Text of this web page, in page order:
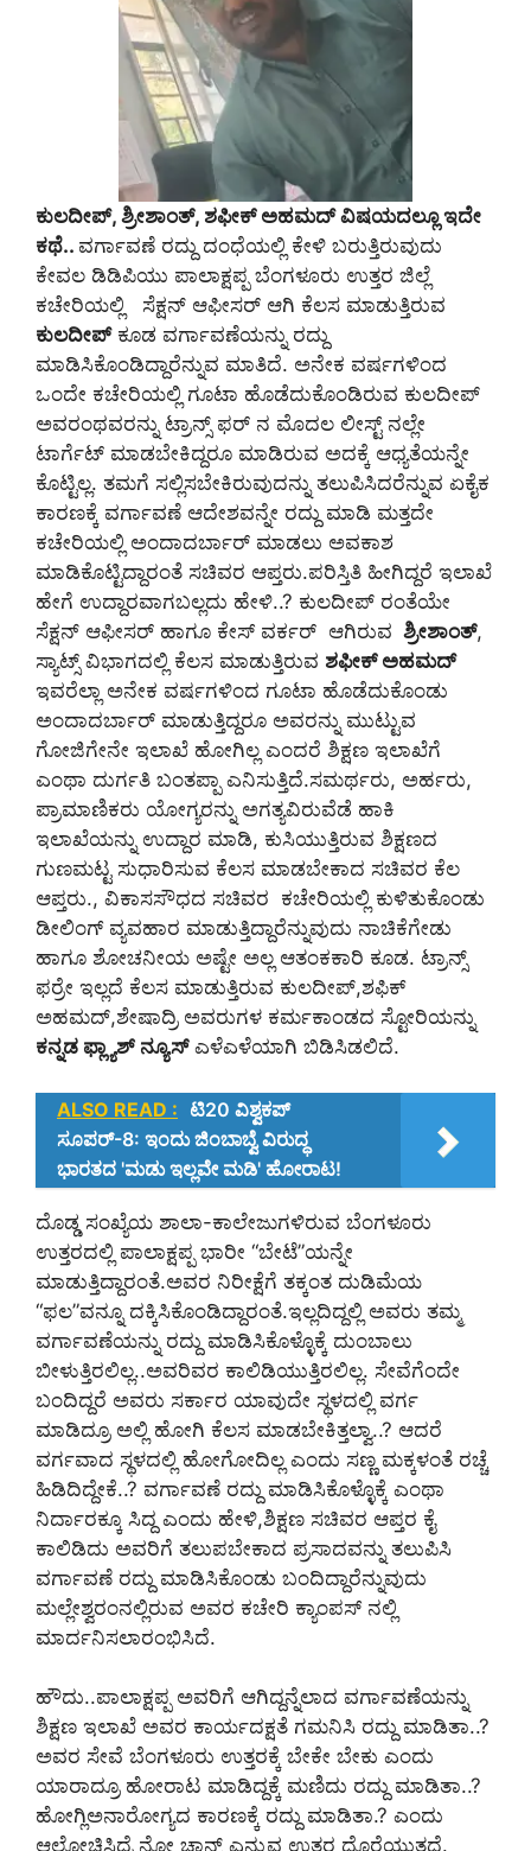
ಕುಲದೀಪ್‌, ಶ್ರೀಶಾಂತ್‌, ಶಫೀಕ್‌ ಅಹಮದ್‌ ವಿಷಯದಲ್ಲೂ ಇದೇ
ಕಥೆ.. ವರ್ಗಾವಣೆ ರದ್ದು ದಂಧೆಯಲ್ಲಿ ಕೇಳಿ ಬರುತ್ತಿರುವುದು
ಕೇವಲ ಡಿಡಿಪಿಯು ಪಾಲಾಕ್ಷಪ್ಪ ಬೆಂಗಳೂರು ಉತ್ತರ ಜಿಲ್ಲೆ
ಕಚೇರಿಯಲ್ಲಿ ಸೆಕ್ಷನ್‌ ಆಫೀಸರ್‌ ಆಗಿ ಕೆಲಸ ಮಾಡುತ್ತಿರುವ
ಕುಲದೀಪ್‌ಕೂಡ ವರ್ಗಾವಣೆಯನ್ನು ರದ್ದು
ಮಾಡಿಸಿಕೊಂಡಿದ್ದಾರೆನ್ನುವ ಮಾತಿದೆ. ಅನೇಕ ವರ್ಷಗಳಿಂದ
ಒಂದೇ ಕಚೇರಿಯಲ್ಲಿ ಗೂಟಾ ಹೊಡೆದುಕೊಂಡಿರುವ ಕುಲದೀಪ್‌
ಅವರಂಥವರನ್ನು ಟ್ರಾನ್ಸ್‌ ಫರ್‌ ನ ಮೊದಲ ಲೀಸ್ಟ್‌ ನಲ್ಲೇ
ಟಾರ್ಗೆಟ್‌ ಮಾಡಬೇಕಿದ್ದರೂ ಮಾಡಿರುವ ಅದಕ್ಕೆ ಆಧ್ಯತೆಯನ್ನೇ
ಕೊಟ್ಟಿಲ್ಲ. ತಮಗೆ ಸಲ್ಲಿಸಬೇಕಿರುವುದನ್ನು ತಲುಪಿಸಿದರೆನ್ನುವ ಏಕೈಕ
ಕಾರಣಕ್ಕೆ ವರ್ಗಾವಣೆ ಆದೇಶವನ್ನೇ ರದ್ದು ಮಾಡಿ ಮತ್ತದೇ
ಕಚೇರಿಯಲ್ಲಿ ಅಂದಾದರ್ಬಾರ್‌ ಮಾಡಲು ಅವಕಾಶ
ಮಾಡಿಕೊಟ್ಟಿದ್ದಾರಂತೆ ಸಚಿವರ ಆಪ್ತರು.ಪರಿಸ್ತಿತಿ ಹೀಗಿದ್ದರೆ ಇಲಾಖೆ
ಹೇಗೆ ಉದ್ದಾರವಾಗಬಲ್ಲದು ಹೇಳಿ..? ಕುಲದೀಪ್‌ ರಂತೆಯೇ
ಸೆಕ್ಷನ್‌ ಆಫೀಸರ್‌ ಹಾಗೂ ಕೇಸ್‌ ವರ್ಕರ್‌ ಆಗಿರುವ ಶ್ರೀಶಾಂತ್‌,
ಸ್ಯಾಟ್ಸ್‌ ವಿಭಾಗದಲ್ಲಿ ಕೆಲಸ ಮಾಡುತ್ತಿರುವ ಶಫೀಕ್‌ ಅಹಮದ್‌
ಇವರೆಲ್ಲಾ ಅನೇಕ ವರ್ಷಗಳಿಂದ ಗೂಟಾ ಹೊಡೆದುಕೊಂಡು
ಅಂದಾದರ್ಬಾರ್‌ ಮಾಡುತ್ತಿದ್ದರೂ ಅವರನ್ನು ಮುಟ್ಟುವ
ಗೋಜಿಗೇನೇ ಇಲಾಖೆ ಹೋಗಿಲ್ಲ ಎಂದರೆ ಶಿಕ್ಷಣ ಇಲಾಖೆಗೆ
ಎಂಥಾ ದುರ್ಗತಿ ಬಂತಪ್ಪಾ ಎನಿಸುತ್ತಿದೆ.ಸಮರ್ಥರು, ಅರ್ಹರು,
ಪ್ರಾಮಾಣಿಕರು ಯೋಗ್ಯರನ್ನು ಅಗತ್ಯವಿರುವೆಡೆ ಹಾಕಿ
ಇಲಾಖೆಯನ್ನು ಉದ್ದಾರ ಮಾಡಿ, ಕುಸಿಯುತ್ತಿರುವ ಶಿಕ್ಷಣದ
ಗುಣಮಟ್ಟ ಸುಧಾರಿಸುವ ಕೆಲಸ ಮಾಡಬೇಕಾದ ಸಚಿವರ ಕೆಲ
ಆಪ್ತರು., ವಿಕಾಸಸೌಧದ ಸಚಿವರ ಕಚೇರಿಯಲ್ಲಿ ಕುಳಿತುಕೊಂಡು
ಡೀಲಿಂಗ್‌ ವ್ಯವಹಾರ ಮಾಡುತ್ತಿದ್ದಾರೆನ್ನುವುದು ನಾಚಿಕೆಗೇಡು
ಹಾಗೂ ಶೋಚನೀಯ ಅಷ್ಟೇ ಅಲ್ಲ ಆತಂಕಕಾರಿ ಕೂಡ. ಟ್ರಾನ್ಸ್‌
ಫರ್ರೇ ಇಲ್ಲದೆ ಕೆಲಸ ಮಾಡುತ್ತಿರುವ ಕುಲದೀಪ್‌,ಶಫಿಕ್‌
ಅಹಮದ್‌,ಶೇಷಾದ್ರಿ ಅವರುಗಳ ಕರ್ಮಕಾಂಡದ ಸ್ಟೋರಿಯನ್ನು
ಕನ್ನಡ ಫ್ಲ್ಯಾಶ್‌ ನ್ಯೂಸ್‌ಎಳೆಎಳೆಯಾಗಿ ಬಿಡಿಸಿಡಲಿದೆ.
ALSO READ : ಟಿ20 ವಿಶ್ವಕಪ್
ಸೂಪರ್-8: ಇಂದು ಜಿಂಬಾಬ್ವೆ ವಿರುದ್ಧ
ಭಾರತದ 'ಮಡು ಇಲ್ಲವೇ ಮಡಿ' ಹೋರಾಟ!
ದೊಡ್ಡ ಸಂಖ್ಯೆಯ ಶಾಲಾ-ಕಾಲೇಜುಗಳಿರುವ ಬೆಂಗಳೂರು
ಉತ್ತರದಲ್ಲಿ ಪಾಲಾಕ್ಷಪ್ಪ ಭಾರೀ “ಬೇಟೆ”ಯನ್ನೇ
ಮಾಡುತ್ತಿದ್ದಾರಂತೆ.ಅವರ ನಿರೀಕ್ಷೆಗೆ ತಕ್ಕಂತ ದುಡಿಮೆಯ
“ಫಲ”ವನ್ನೂ ದಕ್ಕಿಸಿಕೊಂಡಿದ್ದಾರಂತೆ.ಇಲ್ಲದಿದ್ದಲ್ಲಿ ಅವರು ತಮ್ಮ
ವರ್ಗಾವಣೆಯನ್ನು ರದ್ದು ಮಾಡಿಸಿಕೊಳ್ಳೊಕ್ಕೆ ದುಂಬಾಲು
ಬೀಳುತ್ತಿರಲಿಲ್ಲ..ಅವರಿವರ ಕಾಲಿಡಿಯುತ್ತಿರಲಿಲ್ಲ. ಸೇವೆಗೆಂದೇ
ಬಂದಿದ್ದರೆ ಅವರು ಸರ್ಕಾರ ಯಾವುದೇ ಸ್ಥಳದಲ್ಲಿ ವರ್ಗ
ಮಾಡಿದ್ರೂ ಅಲ್ಲಿ ಹೋಗಿ ಕೆಲಸ ಮಾಡಬೇಕಿತ್ತಲ್ವಾ..? ಆದರೆ
ವರ್ಗವಾದ ಸ್ಥಳದಲ್ಲಿ ಹೋಗೋದಿಲ್ಲ ಎಂದು ಸಣ್ಣ ಮಕ್ಕಳಂತೆ ರಚ್ಚೆ
ಹಿಡಿದಿದ್ದೇಕೆ..? ವರ್ಗಾವಣೆ ರದ್ದು ಮಾಡಿಸಿಕೊಳ್ಳೊಕ್ಕೆ ಎಂಥಾ
ನಿರ್ದಾರಕ್ಕೂ ಸಿದ್ದ ಎಂದು ಹೇಳಿ,ಶಿಕ್ಷಣ ಸಚಿವರ ಆಪ್ತರ ಕೈ
ಕಾಲಿಡಿದು ಅವರಿಗೆ ತಲುಪಬೇಕಾದ ಪ್ರಸಾದವನ್ನು ತಲುಪಿಸಿ
ವರ್ಗಾವಣೆ ರದ್ದು ಮಾಡಿಸಿಕೊಂಡು ಬಂದಿದ್ದಾರೆನ್ನುವುದು
ಮಲ್ಲೇಶ್ವರಂನಲ್ಲಿರುವ ಅವರ ಕಚೇರಿ ಕ್ಯಾಂಪಸ್‌ ನಲ್ಲಿ
ಮಾರ್ದನಿಸಲಾರಂಭಿಸಿದೆ.
ಹೌದು..ಪಾಲಾಕ್ಷಪ್ಪ ಅವರಿಗೆ ಆಗಿದ್ದನ್ನೆಲಾದ ವರ್ಗಾವಣೆಯನ್ನು
ಶಿಕ್ಷಣ ಇಲಾಖೆ ಅವರ ಕಾರ್ಯದಕ್ಷತೆ ಗಮನಿಸಿ ರದ್ದು ಮಾಡಿತಾ..?
ಅವರ ಸೇವೆ ಬೆಂಗಳೂರು ಉತ್ತರಕ್ಕೆ ಬೇಕೇ ಬೇಕು ಎಂದು
ಯಾರಾದ್ರೂ ಹೋರಾಟ ಮಾಡಿದ್ದಕ್ಕೆ ಮಣಿದು ರದ್ದು ಮಾಡಿತಾ..?
ಹೋಗ್ಲಿಅನಾರೋಗ್ಯದ ಕಾರಣಕ್ಕೆ ರದ್ದು ಮಾಡಿತಾ.? ಎಂದು
ಆಲೋಚಿಸಿದ್ರೆ ನೋ ಚಾನ್ಸ್‌ ಎನ್ನುವ ಉತ್ತರ ದೊರೆಯುತ್ತದೆ.